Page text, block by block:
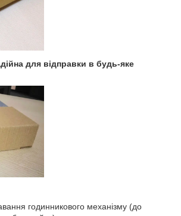
для відправки в будь-яке
годинникового механізму (до